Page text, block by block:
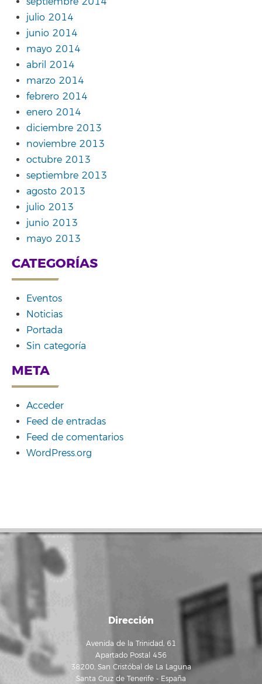
julio 2014
junio 2014
mayo 2014
abril 2014
marzo 2014
febrero 2014
enero 2014
diciembre 2013
noviembre 2013
octubre 2013
septiembre 2013
agosto 2013
julio 2013
junio 2013
mayo 2013
CATEGORÍAS
Eventos
Noticias
Portada
Sin categoría
META
Acceder
Feed de entradas
Feed de comentarios
WordPress.org
Dirección
Avenida de la Trinidad, 61
Apartado Postal 456
38200, San Cristóbal de La Laguna
Santa Cruz de Tenerife - España